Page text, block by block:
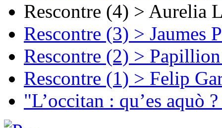
Rescontre (4) > Aurelia
Rescontre (3) > Jaumes
Rescontre (2) >
Rescontre (1) > Felip
"L’occitan : qu’es aquò